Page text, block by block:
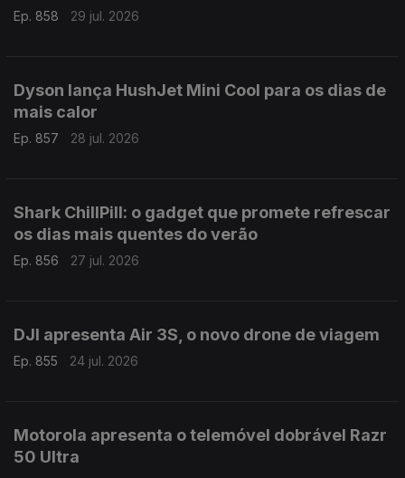
Ep. 858 29 jul. 2026
Dyson lança HushJet Mini Cool para os dias de
mais calor
Ep. 857 28 jul. 2026
Shark ChillPill: o gadget que promete refrescar
os dias mais quentes do verão
Ep. 856 27 jul. 2026
DJI apresenta Air 3S, o novo drone de viagem
Ep. 855 24 jul. 2026
Motorola apresenta o telemóvel dobrável Razr
50 Ultra